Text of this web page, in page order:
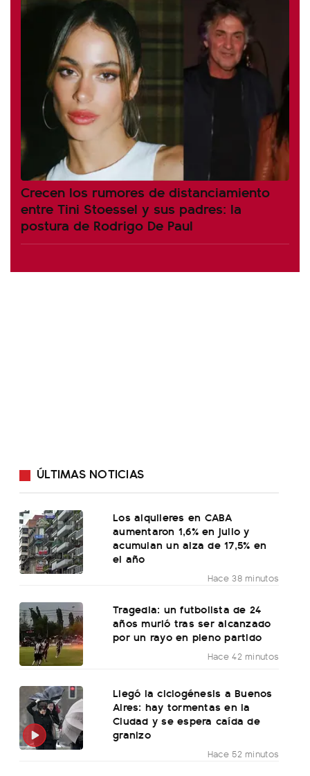
Crecen los rumores de distanciamiento
entre Tini Stoessel y sus padres: la
postura de Rodrigo De Paul
ÚLTIMAS NOTICIAS
Los alquileres en CABA
aumentaron 1,6% en julio y
acumulan un alza de 17,5% en
el año
Hace 38 minutos
Tragedia: un futbolista de 24
años murió tras ser alcanzado
por un rayo en pleno partido
Hace 42 minutos
Llegó la ciclogénesis a Buenos
Aires: hay tormentas en la
Ciudad y se espera caída de
granizo
Hace 52 minutos